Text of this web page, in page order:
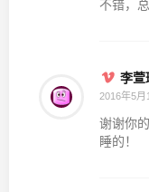
不错，
李萱
2016年5
谢谢你
睡的！